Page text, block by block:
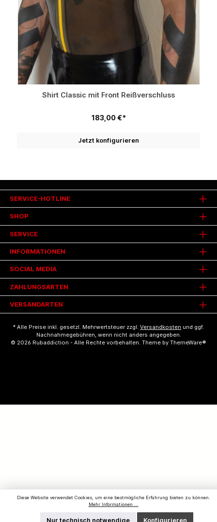
Shirt Classic mit Front Reißverschluss
183,00 €*
Jetzt konfigurieren
SHOP
SERVICE
INFORMATIONEN
SERVICE-HOTLINE
SOCIAL MEDIA
ZAHLUNGSARTEN
VERSANDARTEN
* Alle Preise inkl. gesetzl. Mehrwertsteuer zzgl. Versandkosten und ggf.
Nachnahmegebühren, wenn nicht anders angegeben.
© 2026 Rubaddiction - Alle Rechte vorbehalten. Theme by ThemeWare®
Diese Website verwendet Cookies, um eine bestmögliche Erfahrung bieten zu können.
Mehr Informationen ...
Nur technisch notwendige Konfigurieren